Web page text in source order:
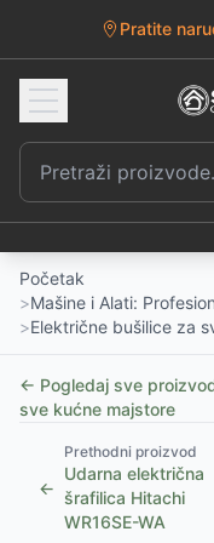
Pratite
Početak
>Mašine i Alati:
>Električne bušilice za
← Pogledaj sve
sve kućne majstore
←
Prethodni proizvod
Udarna električna
šrafilica Hitachi
WR16SE-WA